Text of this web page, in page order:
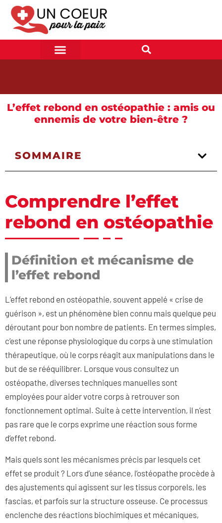
L’effet rebond en ostéopathie : amis ou
ennemis de votre bien-être ?
SOMMAIRE
Comprendre l’effet
rebond en ostéopathie
Définition et mécanisme de
l’effet rebond
L’effet rebond en ostéopathie, souvent appelé « crise de
guérison », est un phénomène bien connu mais quelque peu
déroutant pour bon nombre de patients. En termes simples,
c’est une réponse physiologique du corps à une stimulation
thérapeutique, où le corps réagit aux manipulations dans le
but de se rééquilibrer. Lorsque vous consultez un
ostéopathe, diverses techniques manuelles sont
employées pour aider votre corps à retrouver son
fonctionnement optimal. Suite à cette intervention, il n’est
pas rare que le corps exprime une réaction sous forme
d’effet rebond.
Mais quels sont les mécanismes précis par lesquels cet
effet se produit ? Lors d’une séance, l’ostéopathe procède à
des ajustements qui agissent sur les tissus corporels, les
fascias, et parfois sur la structure osseuse. Ce processus
enclenche des réactions biochimiques et mécaniques,